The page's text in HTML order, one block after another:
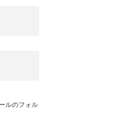
ルのフォル